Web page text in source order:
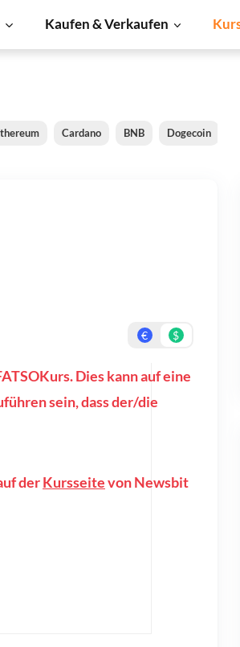
Kaufen & Verkaufen
Cardano BNB Dogecoin
€ $
Dies kann auf eine
sein, dass der/die
derKursseitevon Newsbit